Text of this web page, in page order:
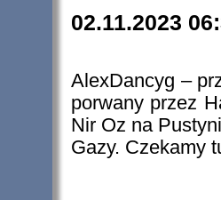
02.11.2023
AlexDancyg –
porwany przez
Nir Oz na
Gazy. Czekamy